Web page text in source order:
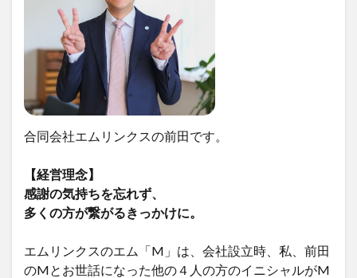
合同会社エムリンクスの前田です。
【経営理念】
感謝の気持ちを忘れず、
多くの方が繋がるきっかけに。
エムリンクスのエム「M」は、会社設立時、私、前田
のMとお世話になった他の４人の方のイニシャルがM